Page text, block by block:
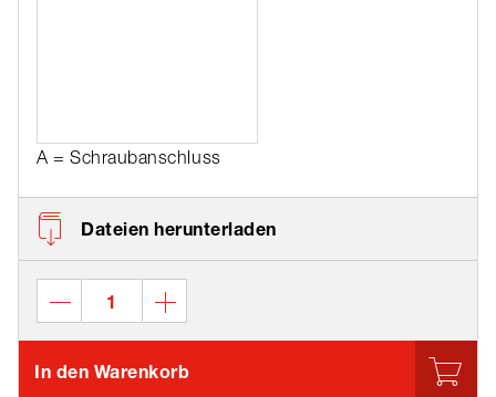
A = Schraubanschluss
Dateien herunterladen
In den Warenkorb